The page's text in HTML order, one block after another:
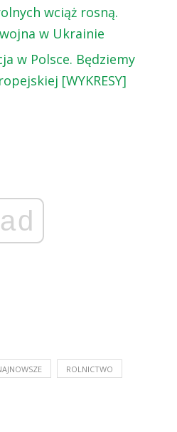
wciąż rosną.
w Ukrainie
w Polsce. Będziemy
[WYKRESY]
ad
ROLNICTWO